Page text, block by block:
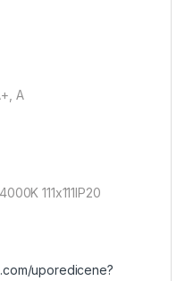
A
111x111IP20
uporedicene?